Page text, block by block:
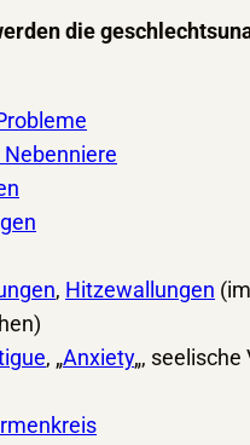
die
Nebenniere
, Hitzewallungen
, „Anxiety„,